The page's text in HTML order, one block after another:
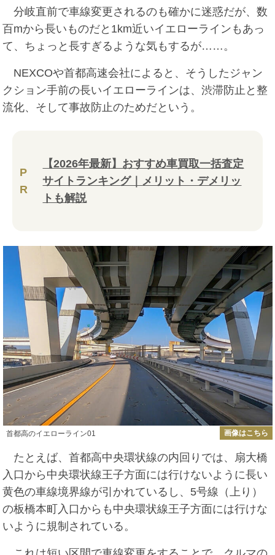
分岐直前で車線変更されるのも確かに迷惑だが、数
百mから長いものだと1km近いイエローラインもあっ
て、ちょっと長すぎるような気もするが……。
NEXCOや首都高速会社によると、そうしたジャン
クション手前の長いイエローラインは、渋滞防止と整
流化、そして事故防止のためだという。
P
R
【2026年最新】おすすめ車買取一括査定
サイトランキング｜メリット・デメリッ
トも解説
首都高のイエローライン01 画像はこちら
たとえば、首都高中央環状線の内回りでは、扇大橋
入口から中央環状線王子方面には行けないように長い
黄色の車線境界線が引かれているし、5号線（上り）
の板橋本町入口からも中央環状線王子方面には行けな
いように規制されている。